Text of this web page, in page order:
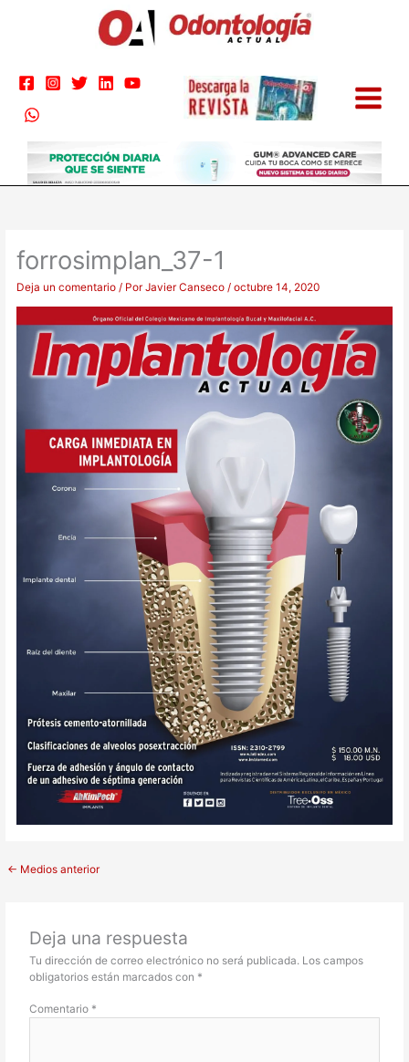
forrosimplan_37-1
Deja un comentario / PorJavier Canseco/octubre 14, 2020
← Medios anterior
Deja una respuesta
Tu dirección de correo electrónico no será publicada. Los campos
obligatorios están marcados con *
Comentario *